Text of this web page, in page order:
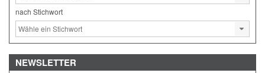
nach Stichwort
NEWSLETTER